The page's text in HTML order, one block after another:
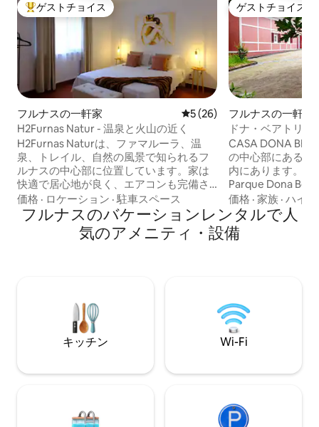
大好評のゲストチョイスです。
ゲストチョイス
フルナスの一軒家 レビュー26件、5つ星中5つ
5 (26)
H2Furnas Natur - 温泉と火山の近く
H2Furnas Naturは、ファマルーラ、温
泉、トレイル、自然の風景で知られるフ
ルナスの中心部に位置しています。家は
快適で居心地が良く、エアコンも完備さ
れています。ドナ・ベイジャの池とテ
ラ・ノストラ公園まで徒歩で行くことが
できます。寝室2室、トイレ2室、設備の
整ったキッチン、洗濯機と乾燥機、スヌ
面には有名なケーキ工場、Fábrica de
Bolos Lêvedos da Rosa Quentalがありま
価格 · ロケーション ·駐車スペース
ゲストチョイス
ゲストチョイス
フルナスの一軒家
ドナ・ベアトリス
CASA DONA
の中心部にある
内にあります。
Parque Dona
られています。 この場所は、サンミゲル
島で最も素晴らし
の1つであり、ア
まで計画されてい
価格 ·家族 ·ハイ
フルナスのバケーションレンタルで人
気のアメニティ・設備
キッチン Wi-Fi